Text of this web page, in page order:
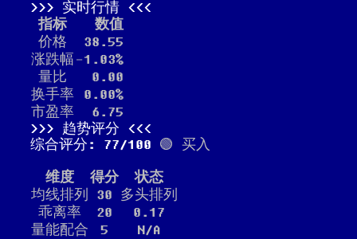
实时行情
指标
数值
价格
38.55
涨跌幅 -1.03%
量比
0.00
换手率
0.00%
市盈率
6.75
趋势评分
综合评分: 77/100 🟢 买入
维度 得分
状态
均线排列
30 多头排列
乖离率
20
0.17
量能配合
5
N/A